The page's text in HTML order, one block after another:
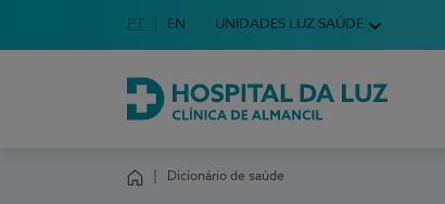
Escolha o seu idioma
Idioma em Português
PT English Language
EN UNIDADES LUZ SAÚDE
Hospital da Luz Clínica de Almancil
Dicionário de saúde